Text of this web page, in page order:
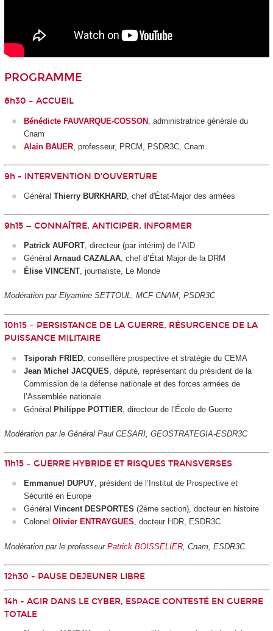
PROGRAMME
8h30 – ACCUEIL
Bénédicte FAUVARQUE-COSSON , administratrice générale du
Cnam
Alain BAUER , professeur, PRCM, PSDR3C, Cnam
9h - INTERVENTION D’OUVERTURE
Général Thierry BURKHARD , chef d'État-Major des armées
9h15 — CONNAÎTRE, ANTICIPER, INFORMER
Patrick AUFORT , directeur (par intérim) de l’AID
Général Arnaud CAZALAA , chef d’État Major de la DRM
Élise VINCENT , journaliste, Le Monde
Modération par Elyamine SETTOUL, MCF CNAM, PSDR3C
10h15 – PERSISTANCE DE LA GUERRE, RÉSURGENCE DE LA
PUISSANCE MILITAIRE
Tsiporah FRIED , conseillère prospective et stratégie du CEMA
Jean Michel JACQUES , député, représentant du président de la
Commission de la défense nationale et des forces armées de
l’Assemblée nationale
Général Philippe POTTIER , directeur de l’École de Guerre
Modération par le Général Paul CESARI, GEOSTRATEGIA-ESDR3C
11h15 – GUERRE HYBRIDE ET RISQUES TRANSVERSES
Emmanuel DUPUY, président de l’Institut de Prospective et
Sécurité en Europe
Général Vincent DESPORTES (2ème section), docteur en histoire
Colonel Olivier ENTRAYGUES, docteur HDR, ESDR3C
Modération par le professeur Patrick BOISSELIER, Cnam, ESDR3C
12h30 - PAUSE DEJEUNER LIBRE
14h - AGIR DANS LE CYBER, ESPACE CONTESTÉ EN GUERRE
TOTALE